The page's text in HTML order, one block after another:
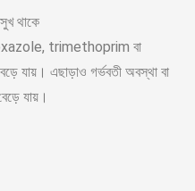
থাকে
trimethoprim বা
যায়। এছাড়াও গর্ভবতী অবস্থা বা
যায়।